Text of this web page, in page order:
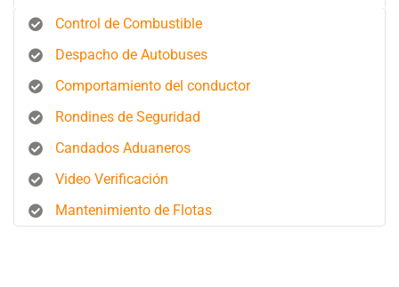
Control de Combustible
Despacho de Autobuses
Comportamiento del conductor
Rondines de Seguridad
Candados Aduaneros
Video Verificación
Mantenimiento de Flotas